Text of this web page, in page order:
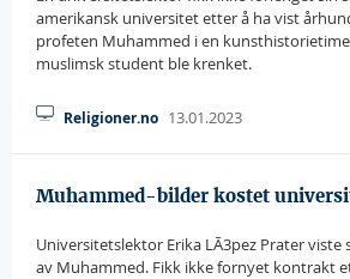
amerikansk universitet etter å ha vist
profeten Muhammed i en
muslimsk student ble krenket.
Religioner.no 13.01.2023
Muhammed-bilder kostet
Universitetslektor Erika LÃ3pez Prater
av Muhammed. Fikk ikke fornyet kontrakt